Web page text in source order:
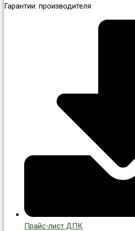
Гарантии: производителя
Прайс-лист ДПК